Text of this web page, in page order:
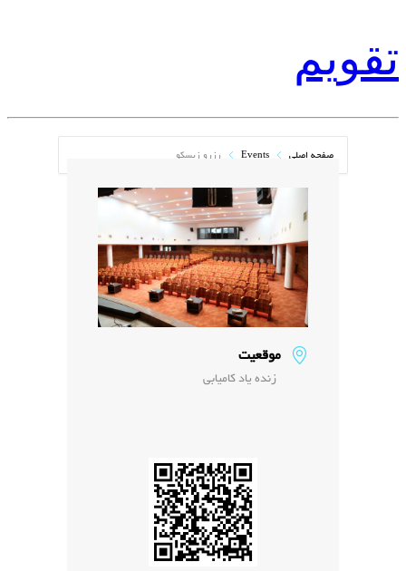
تقویم
صفحه اصلی Events رزرو زیسکو
موقعیت
زنده یاد کامیابی